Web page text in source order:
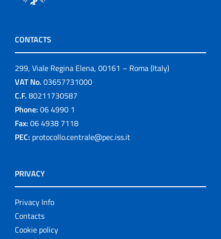
CONTACTS
299, Viale Regina Elena, 00161 – Roma (Italy)
VAT No. 03657731000
C.F. 80211730587
Phone: 06 4990 1
Fax: 06 4938 7118
PEC: protocollo.centrale@pec.iss.it
PRIVACY
Privacy Info
Contacts
Cookie policy